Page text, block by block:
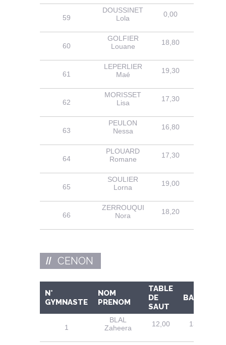
59
DOUSSINET
Lola
0,00
60
GOLFIER
Louane
18,80
61
LEPERLIER
Maé
19,30
62
MORISSET
Lisa
17,30
63
PEULON
Nessa
16,80
64
PLOUARD
Romane
17,30
65
SOULIER
Lorna
19,00
66
ZERROUQUI
Nora
18,20
CENON
N°
GYMNASTE
NOM
PRENOM
TABLE
DE
SAUT
BARRES
1
BLAL
Zaheera
12,00 13,00